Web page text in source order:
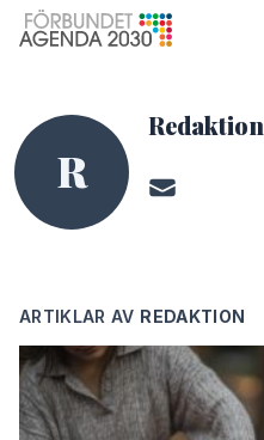
R
Redaktion
ARTIKLAR AV REDAKTION